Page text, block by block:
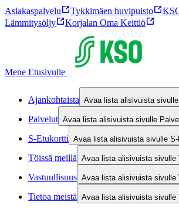
Asiakaspalvelu Tykkimäen huvipuisto
Lämmitysöljy
Korjalan Oma Keittiö
Mene Etusivulle
Ajankohtaista Avaa lista alisivuista
Palvelut Avaa lista alisivuista sivulle
S-Etukortti Avaa lista alisivuista sivulle
Töissä meillä Avaa lista alisivuista sivulle
Vastuullisuus Avaa lista alisivuista sivulle
Tietoa meistä Avaa lista alisivuista sivulle